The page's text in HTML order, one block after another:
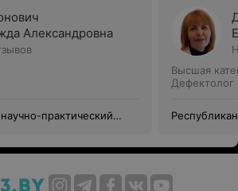
Александровна
практический
Высшая
Дефектолог